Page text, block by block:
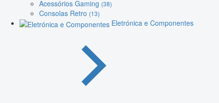
Acessórios Gaming (38)
Consolas Retro (13)
Eletrónica e Componentes